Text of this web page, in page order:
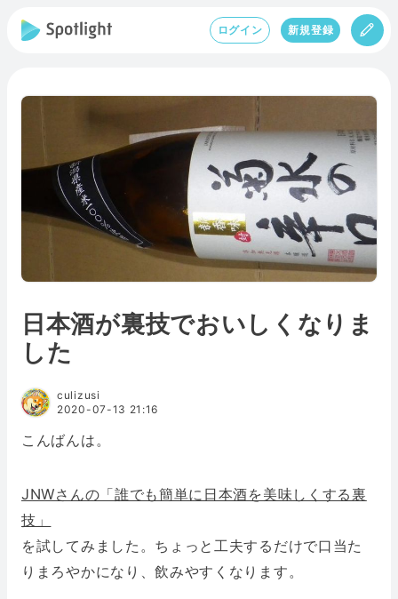
ログイン 新規登録
日本酒が裏技でおいしくなりま
した
culizusi
2020-07-13 21:16
こんばんは。
JNWさんの「誰でも簡単に日本酒を美味しくする裏
技」
を試してみました。ちょっと工夫するだけで口当た
りまろやかになり、飲みやすくなります。